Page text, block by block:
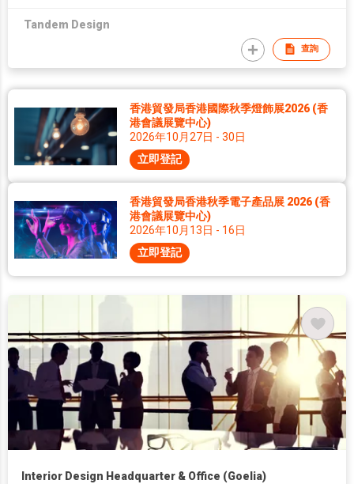
Tandem Design
查詢
香港貿發局香港國際秋季燈飾展2026 (香
港會議展覽中心)
2026年10月27日 - 30日
立即登記
香港貿發局香港秋季電子產品展 2026 (香
港會議展覽中心)
2026年10月13日 - 16日
立即登記
Interior Design Headquarter & Office (Goelia)